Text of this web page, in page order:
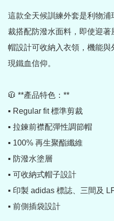
這款全天候訓練外套是利物
裁搭配防潑水面料，即使迎
帽設計可收納入衣領，機能
現鐵血信仰。
🧥 **產品特色：**
▪️ Regular fit 標準剪裁
▪️ 拉鍊前襟配彈性調節帽
▪️ 100% 再生聚酯纖維
▪️ 防潑水塗層
▪️ 可收納式帽子設計
▪️ 印製 adidas 標誌、三間及
▪️ 前側插袋設計